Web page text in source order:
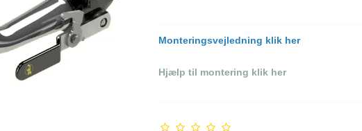
Monteringsvejledning klik her
Hjælp til montering klik her